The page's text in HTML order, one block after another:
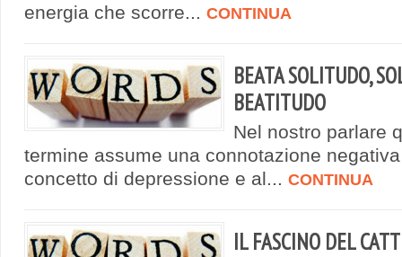
energia che scorre... CONTINUA
BEATA SOLITUDO,
BEATITUDO
Nel nostro parlare
termine assume una connotazione
concetto di depressione e al... CONTINUA
IL FASCINO DEL